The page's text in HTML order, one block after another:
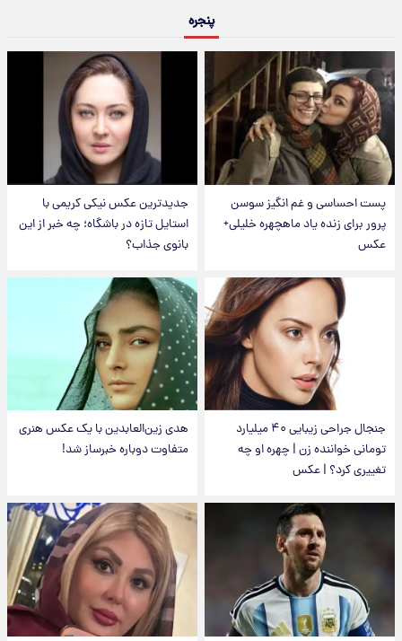
پنجره
پست احساسی و غم انگیز سوسن
پرور برای زنده یاد ماهچهره خلیلی+
عکس
جدیدترین عکس نیکی کریمی با
استایل تازه در باشگاه؛ چه خبر از این
بانوی جذاب؟
جنجال جراحی زیبایی ۴۰ میلیارد
تومانی خواننده زن | چهره او چه
تغییری کرد؟ | عکس
هدی زین‌العابدین با یک عکس هنری
متفاوت دوباره خبرساز شد!